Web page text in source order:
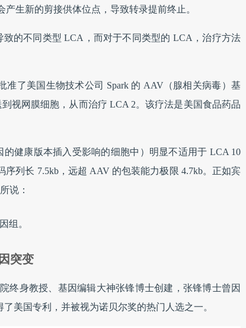
生新的剪接供体位点，导致转录提前终止。
的不同类型 LCA，而对于不同类型的 LCA，治疗方法
准了美国生物技术公司 Spark 的 AAV（腺相关病毒）基
视网膜细胞，从而治疗 LCA 2。该疗法是美国食品药品
健康版本插入受影响的细胞中）明显不适用于 LCA 10
列长 7.5kb，远超 AAV 的包装能力极限 4.7kb。正如宾
说：
组。
突变
终身教授、基因编辑大神张锋博士创建，张锋博士曾因
美国专利，并被视为诺贝尔奖的热门人选之一。